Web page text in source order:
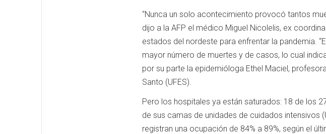
“Nunca un solo acontecimiento provocó tantos
dijo a la AFP el médico Miguel Nicolelis, ex
estados del nordeste para enfrentar la pandemia.
mayor número de muertes y de casos, lo cual
por su parte la epidemióloga Ethel Maciel,
Santo (UFES).
Pero los hospitales ya están saturados: 18 de los
de sus camas de unidades de cuidados intensivos
registran una ocupación de 84% a 89%, según el